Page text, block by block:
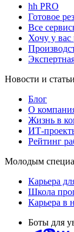
hh PRO
Готовое
Все
Хочу у вас
Новости и статьи
Блог
О
Жизнь в
ИТ-
Рейтинг
Молодым
Карьера
Школа
Карьера в
Боты для